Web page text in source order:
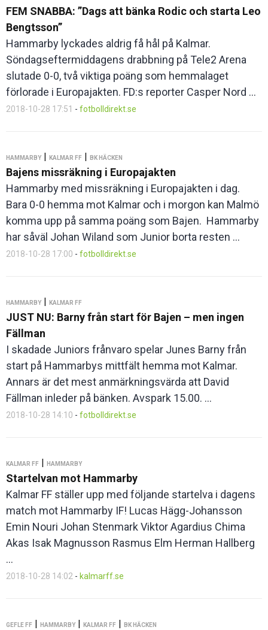
FEM SNABBA: ”Dags att bänka Rodic och starta Leo
Bengtsson”
Hammarby lyckades aldrig få hål på Kalmar.
Söndagseftermiddagens drabbning på Tele2 Arena
slutade 0-0, två viktiga poäng som hemmalaget
förlorade i Europajakten. FD:s reporter Casper Nord ...
2018-10-28 17:51 - fotbolldirekt.se
HAMMARBY | KALMAR FF | BK HÄCKEN
Bajens missräkning i Europajakten
Hammarby med missräkning i Europajakten i dag.
Bara 0-0 hemma mot Kalmar och i morgon kan Malmö
komma upp på samma poäng som Bajen. Hammarby
har såväl Johan Wiland som Junior borta resten ...
2018-10-28 17:00 - fotbolldirekt.se
HAMMARBY | KALMAR FF
JUST NU: Barny från start för Bajen – men ingen
Fällman
I skadade Juniors frånvaro spelar Junes Barny från
start på Hammarbys mittfält hemma mot Kalmar.
Annars är det mest anmärkningsvärda att David
Fällman inleder på bänken. Avspark 15.00. ...
2018-10-28 14:10 - fotbolldirekt.se
KALMAR FF | HAMMARBY
Startelvan mot Hammarby
Kalmar FF ställer upp med följande startelva i dagens
match mot Hammarby IF! Lucas Hägg-Johansson
Emin Nouri Johan Stenmark Viktor Agardius Chima
Akas Isak Magnusson Rasmus Elm Herman Hallberg
...
2018-10-28 14:02 - kalmarff.se
GEFLE FF | HAMMARBY | KALMAR FF | BK HÄCKEN